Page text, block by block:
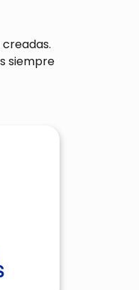
siempre